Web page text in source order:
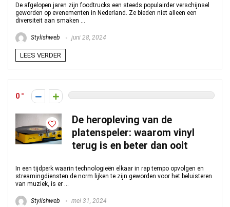
De afgelopen jaren zijn foodtrucks een steeds populairder verschijnsel
geworden op evenementen in Nederland. Ze bieden niet alleen een
diversiteit aan smaken ...
Stylishweb juni 28, 2024
LEES VERDER
0
De heropleving van de
platenspeler: waarom vinyl
terug is en beter dan ooit
In een tijdperk waarin technologieën elkaar in rap tempo opvolgen en
streamingdiensten de norm lijken te zijn geworden voor het beluisteren
van muziek, is er ...
Stylishweb mei 31, 2024